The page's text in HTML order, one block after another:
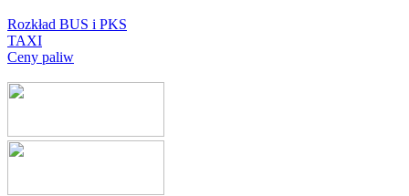
Rozkład BUS i PKS
TAXI
Ceny paliw